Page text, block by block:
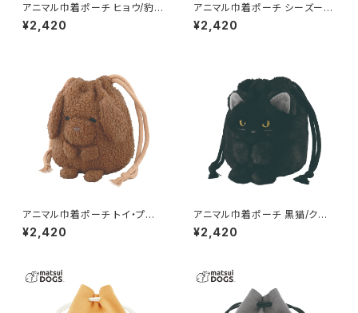
アニマル巾着ポーチ ヒョウ/豹
GPO0408-D
¥2,420
アニマル巾着ポーチ シーズー G
PO0408-C
¥2,420
アニマル巾着ポーチ トイ・プード
ル GPO0408-B
¥2,420
アニマル巾着ポーチ 黒猫/クロ
ネコ GPO0408-A
¥2,420